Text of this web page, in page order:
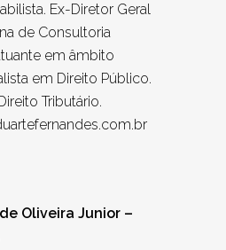
Ex-Diretor Geral
de Consultoria
em âmbito
em Direito Público.
Tributário.
Oliveira Junior –